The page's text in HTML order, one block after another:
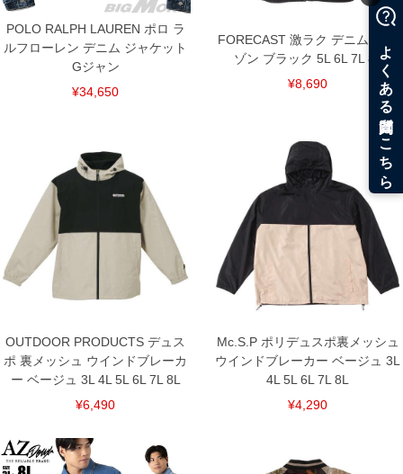
POLO RALPH LAUREN ポロ ラ
ルフローレン デニム ジャケット
Gジャン
¥34,650
FORECAST 激ラク デニム ブル
ゾン ブラック 5L 6L 7L 8L
¥8,690
OUTDOOR PRODUCTS デュス
ポ 裏メッシュ ウインドブレーカ
ー ベージュ 3L 4L 5L 6L 7L 8L
¥6,490
Mc.S.P ポリデュスポ裏メッシュ
ウインドブレーカー ベージュ 3L
4L 5L 6L 7L 8L
¥4,290